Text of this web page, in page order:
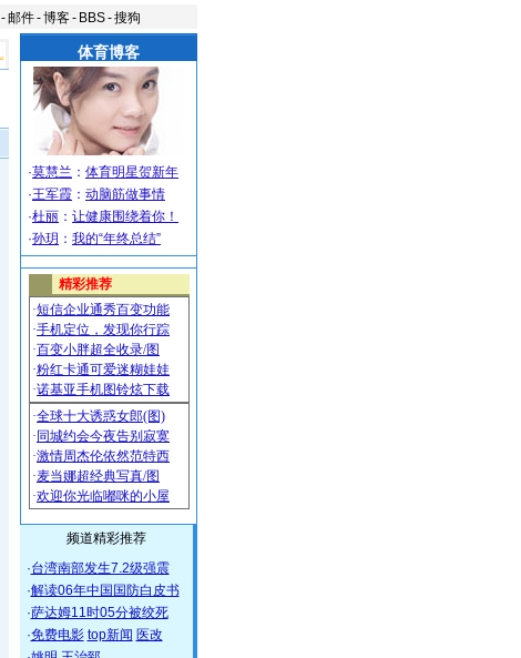
-邮件-博客- BBS-搜狗
体育博客
·莫慧兰 ： 体育明星贺新年
·王军霞 ： 动脑筋做事情
·杜丽 ： 让健康围绕着你！
·孙玥 ： 我的“年终总结”
频道精彩推荐
·台湾南部发生7.2级强震
·解读06年中国国防白皮书
·萨达姆11时05分被绞死
·免费电影 top新闻 医改